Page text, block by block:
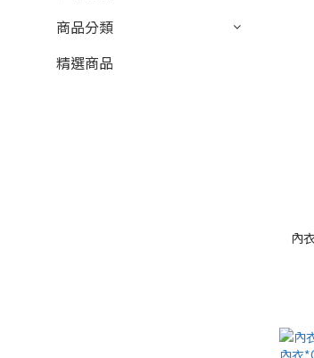
商品分類
精選商品
內